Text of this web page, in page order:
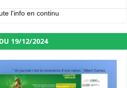
l'info en continu
19/12/2024